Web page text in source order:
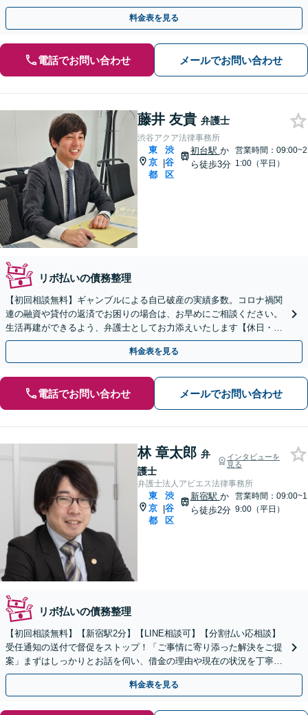
料金表を見る
電話でお問い合わせ メールでお問い合わせ
藤井 友貴 弁護士
渋谷アクア法律事務所
東
京
都
|
渋
谷
区
初台駅 か
ら徒歩3分
営業時間：09:00~2
1:00（平日）
リボ払いの債務整理
【初回相談無料】ギャンブルによる自己破産の実績多数。コロナ禍関
連の融資や貸付の返済でお困りの場合は、お早めにご相談ください。
生活再建ができるよう、弁護士としてお力添えいたします【休日・夜
間相談可】【分割払い可】
料金表を見る
電話でお問い合わせ メールでお問い合わせ
林 章太郎 弁
護士
インタビューを
見る
弁護士法人アビエス法律事務所
東
京
都
|
渋
谷
区
新宿駅 か
ら徒歩2分
営業時間：09:00~1
9:00（平日）
リボ払いの債務整理
【初回相談無料】【新宿駅2分】【LINE相談可】【分割払い応相談】
受任通知の送付で督促をストップ！「ご事情に寄り添った解決をご提
案」まずはしっかりとお話を伺い、借金の理由や現在の状況を丁寧に
お聞きするので、ぜひお気軽にご相談ください。
料金表を見る